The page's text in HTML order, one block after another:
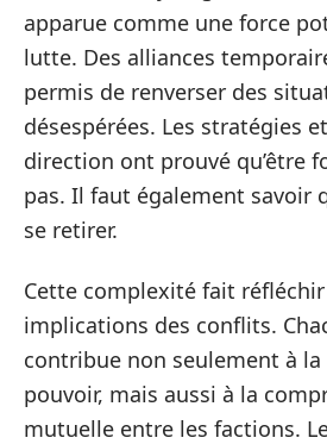
apparue comme une force
lutte. Des alliances
permis de renverser des
désespérées. Les stratégies
direction ont prouvé qu’être
pas. Il faut également savoir
se retirer.
Cette complexité fait
implications des conflits.
contribue non seulement à
pouvoir, mais aussi à la
mutuelle entre les factions.